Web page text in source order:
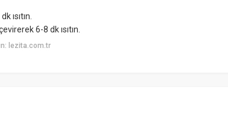
ısıtın.
6-8 dk ısıtın.
lezita.com.tr